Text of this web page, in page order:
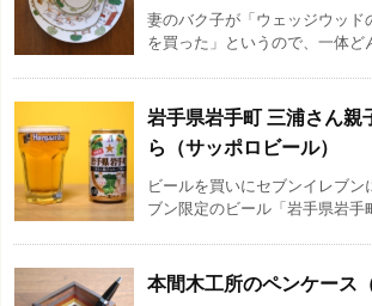
妻のバク子が「ウェッジウッド
を買った」というので、一体ど
岩手県岩手町 三浦さん親
ら（サッポロビール）
ビールを買いにセブンイレブン
ブン限定のビール「岩手県岩手
本間木工所のペンケース